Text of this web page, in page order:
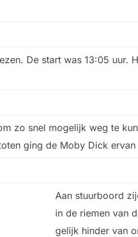
De start was 13:05 uur.
zo snel mogelijk weg te
ging de Moby Dick
Aan stuurboord
in de riemen van
gelijk hinder van